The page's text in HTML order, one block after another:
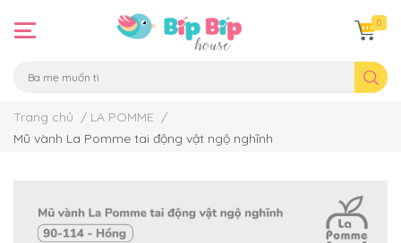
0
Trang chủ / LA POMME /
Mũ vành La Pomme tai động vật ngộ nghĩnh